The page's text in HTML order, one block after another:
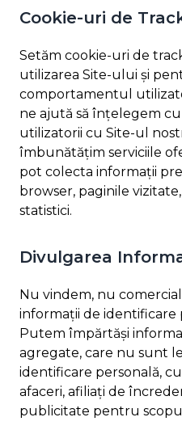
Cookie-uri de
Setăm cookie-uri de
utilizarea Site-ului și
comportamentul
ne ajută să înțelegem
utilizatorii cu Site-ul
îmbunătățim serviciile
pot colecta informații
browser, paginile
statistici.
Divulgarea
Nu vindem, nu
informații de identificare
Putem împărtăși
agregate, care nu sunt
identificare personală,
afaceri, afiliați de
publicitate pentru